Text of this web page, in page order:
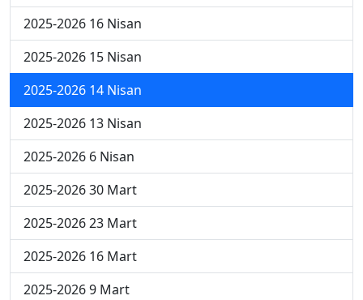
2025-2026 16 Nisan
2025-2026 15 Nisan
2025-2026 14 Nisan
2025-2026 13 Nisan
2025-2026 6 Nisan
2025-2026 30 Mart
2025-2026 23 Mart
2025-2026 16 Mart
2025-2026 9 Mart